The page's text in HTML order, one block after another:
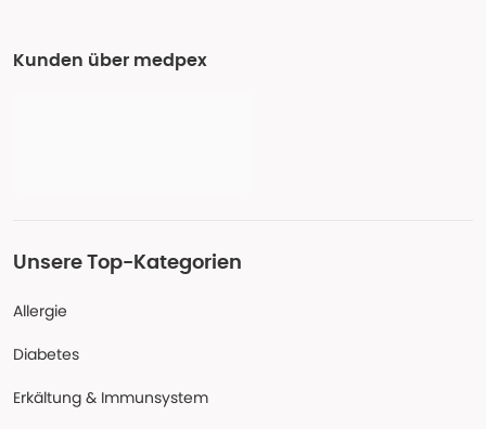
Kunden über medpex
Unsere Top-Kategorien
Allergie
Diabetes
Erkältung & Immunsystem